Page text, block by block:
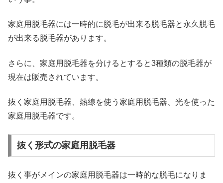
家庭用脱毛器には一時的に脱毛が出来る脱毛器と永久脱毛
が出来る脱毛器があります。
さらに、家庭用脱毛器を分けるとすると3種類の脱毛器が
現在は販売されています。
抜く家庭用脱毛器、熱線を使う家庭用脱毛器、光を使った
家庭用脱毛器です。
抜く形式の家庭用脱毛器
抜く事がメインの家庭用脱毛器は一時的な脱毛になりま